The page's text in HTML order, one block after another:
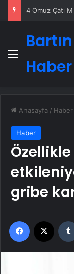
4 Omuz Çatı
Menü
Haber
Anasayfa / Haber
Haber
gribe
Facebook